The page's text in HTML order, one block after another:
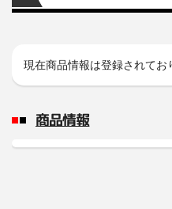
現在商品情報は登録されてお
商品情報